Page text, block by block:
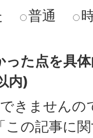
普通
った点を具
内)
きませんの
この記事に